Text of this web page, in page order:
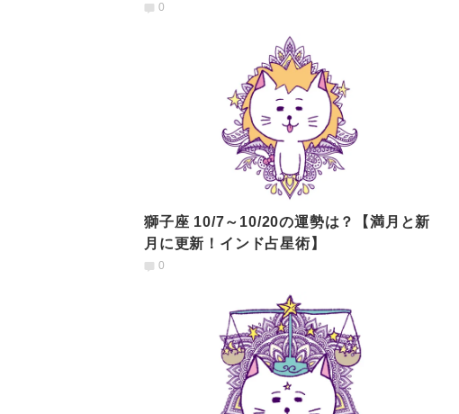
0
獅子座 10/7～10/20の運勢は？【満月と新
月に更新！インド占星術】
0